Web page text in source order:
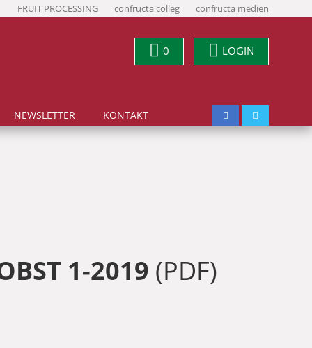
FRUIT PROCESSING confructa colleg confructa medien
0 LOGIN
NEWSLETTER KONTAKT
1-2019 (PDF)